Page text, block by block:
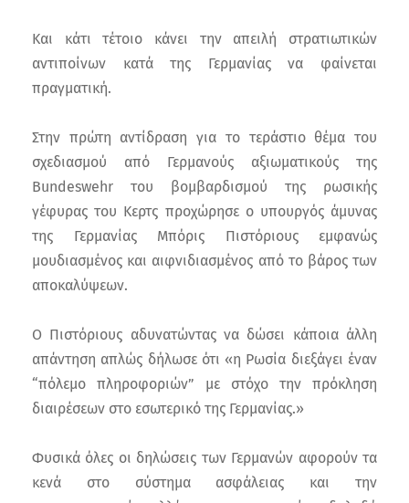
Και κάτι τέτοιο κάνει την απειλή στρατιωτικών
αντιποίνων κατά της Γερμανίας να φαίνεται
πραγματική.
Στην πρώτη αντίδραση για το τεράστιο θέμα του
σχεδιασμού από Γερμανούς αξιωματικούς της
Bundeswehr του βομβαρδισμού της ρωσικής
γέφυρας του Κερτς προχώρησε ο υπουργός άμυνας
της Γερμανίας Μπόρις Πιστόριους εμφανώς
μουδιασμένος και αιφνιδιασμένος από το βάρος των
αποκαλύψεων.
Ο Πιστόριους αδυνατώντας να δώσει κάποια άλλη
απάντηση απλώς δήλωσε ότι «η Ρωσία διεξάγει έναν
“πόλεμο πληροφοριών” με στόχο την πρόκληση
διαιρέσεων στο εσωτερικό της Γερμανίας.»
Φυσικά όλες οι δηλώσεις των Γερμανών αφορούν τα
κενά στο σύστημα ασφάλειας και την